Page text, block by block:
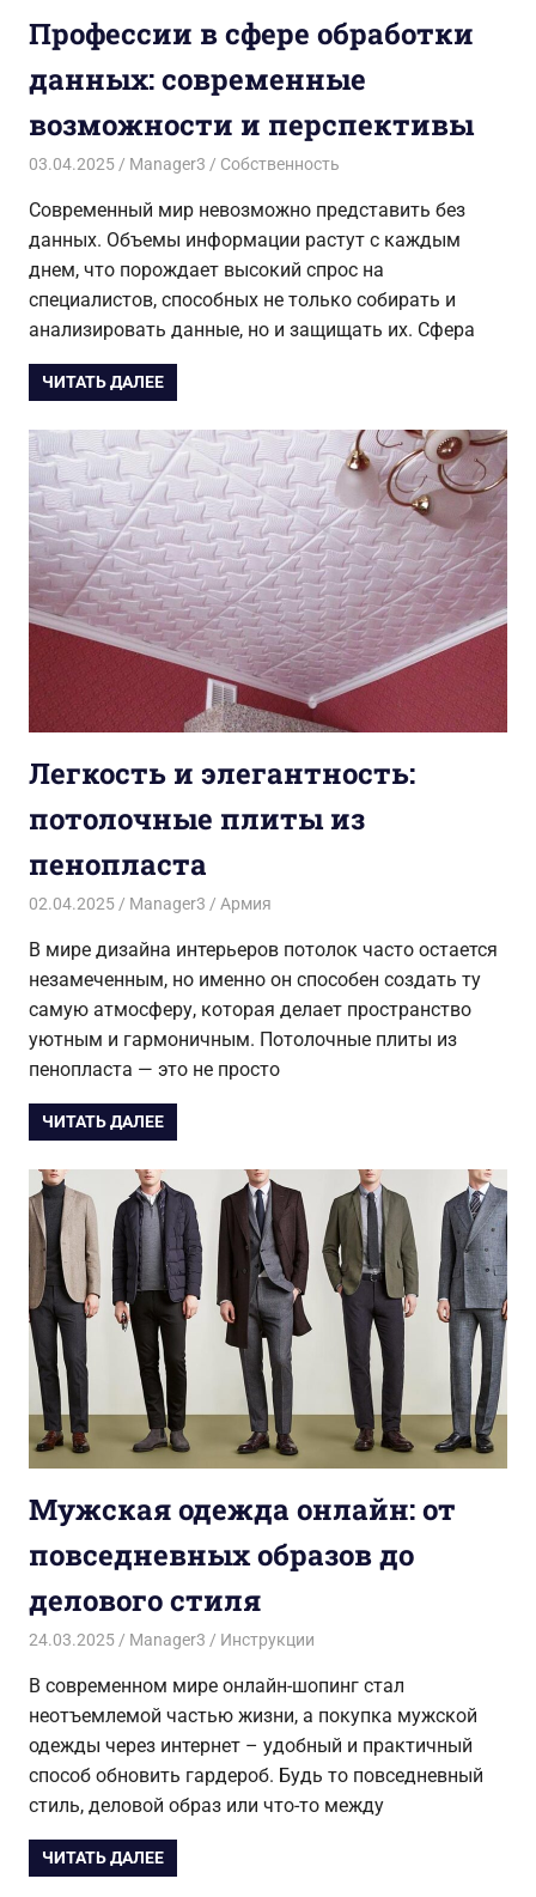
Профессии в сфере обработки
данных: современные
возможности и перспективы
03.04.2025 Manager3 Собственность
Современный мир невозможно представить без
данных. Объемы информации растут с каждым
днем, что порождает высокий спрос на
специалистов, способных не только собирать и
анализировать данные, но и защищать их. Сфера
ЧИТАТЬ ДАЛЕЕ
Легкость и элегантность:
потолочные плиты из
пенопласта
02.04.2025 Manager3 Армия
В мире дизайна интерьеров потолок часто остается
незамеченным, но именно он способен создать ту
самую атмосферу, которая делает пространство
уютным и гармоничным. Потолочные плиты из
пенопласта — это не просто
ЧИТАТЬ ДАЛЕЕ
Мужская одежда онлайн: от
повседневных образов до
делового стиля
24.03.2025 Manager3 Инструкции
В современном мире онлайн-шопинг стал
неотъемлемой частью жизни, а покупка мужской
одежды через интернет – удобный и практичный
способ обновить гардероб. Будь то повседневный
стиль, деловой образ или что-то между
ЧИТАТЬ ДАЛЕЕ